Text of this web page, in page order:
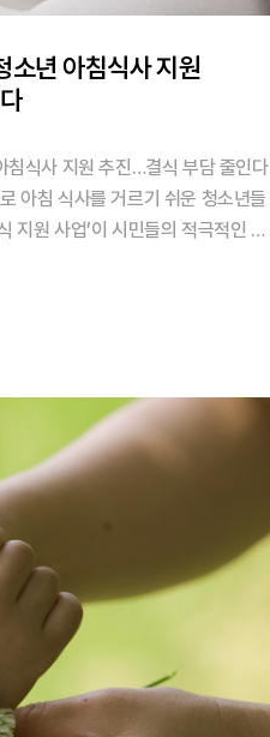
소년 아침식사 지원
침식사 지원 추진…결식 부담 줄인다
아침 식사를 거르기 쉬운 청소년들
지원 사업’이 시민들의 적극적인 기
목표 모금액을 달성하며마무리했